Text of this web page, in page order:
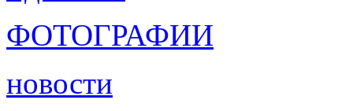
ФОТОГРАФИИ
новости